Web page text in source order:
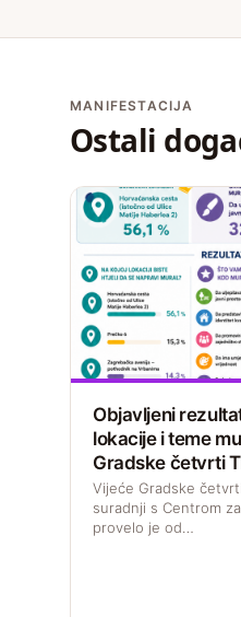
MANIFESTACIJA
Ostali
Objavljeni
lokacije i teme
Gradske četvrti
Vijeće Gradske
suradnji s Centrom
provelo je od…